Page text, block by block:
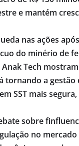
e mantém
nas ações
do minério de
Tech
tornando a gestão
SST mais
sobre
no